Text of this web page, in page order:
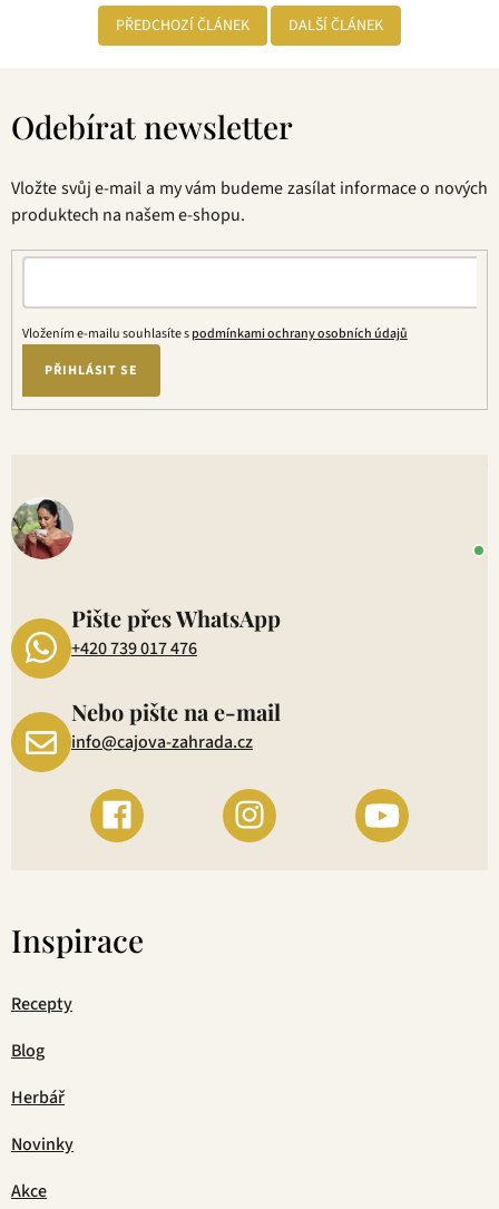
PŘEDCHOZÍ ČLÁNEK DALŠÍ ČLÁNEK
Odebírat newsletter
Vložte svůj e-mail a my vám budeme zasílat informace o nových
produktech na našem e-shopu.
Vložením e-mailu souhlasíte spodmínkami ochrany osobních údajů
PŘIHLÁSIT SE
Pište přes WhatsApp
+420 739 017 476
Nebo pište na e-mail
info@cajova-zahrada.cz
Inspirace
Recepty
Blog
Herbář
Novinky
Akce